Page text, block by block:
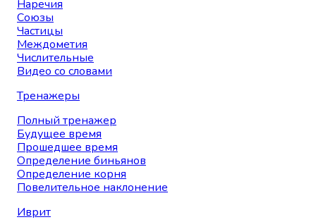
Наречия
Союзы
Частицы
Междометия
Числительные
Видео со словами
Тренажеры
Полный тренажер
Будущее время
Прошедшее время
Определение биньянов
Определение корня
Повелительное наклонение
Иврит